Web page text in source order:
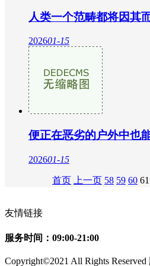
人类一个范畴都将因其
202601-15
便正在恶劣的户外中也
202601-15
首页 上一页 58 59 60 61
友情链接
服务时间：09:00-21:00
Copyright©2021 All Rights